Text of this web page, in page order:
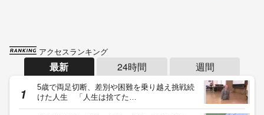
アクセスランキング
最新 24時間 週間
5歳で両足切断、差別や困難を乗り越え挑戦続
けた人生 「人生は捨てた…